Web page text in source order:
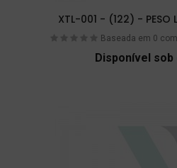
XTL-001 - (122) - PESO
Baseada em 0
Disponível